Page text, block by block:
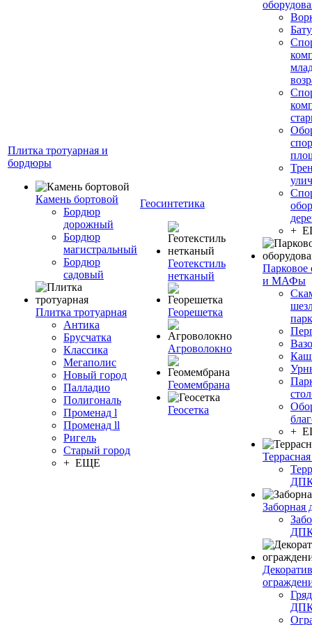
Плитка тротуарная и
бордюры
Камень бортовой
Бордюр
дорожный
Бордюр
магистральный
Бордюр
садовый
Плитка тротуарная
Антика
Брусчатка
Классика
Мегаполис
Новый город
Палладио
Полигональ
Променад l
Променад ll
Ригель
Старый город
+ ЕЩЕ
Геосинтетика
Геотекстиль
нетканый
Георешетка
Агроволокно
Геомембрана
Геосетка
+
Парковое
и МАФы
+
Заборная